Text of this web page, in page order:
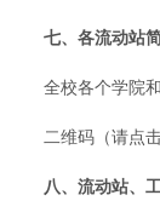
七、各流动站
全校各个学院
二维码（请点
八、流动站、